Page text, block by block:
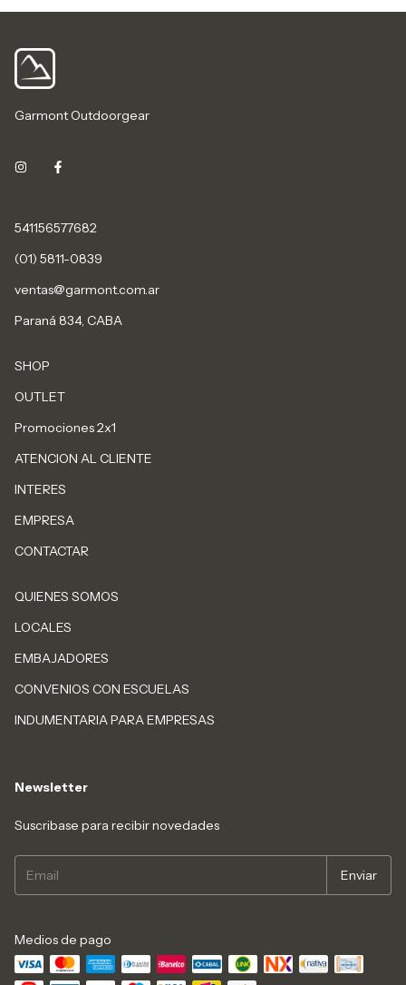
Garmont Outdoorgear
541156577682
(01) 5811-0839
ventas@garmont.com.ar
Paraná 834, CABA
SHOP
OUTLET
Promociones 2x1
ATENCION AL CLIENTE
INTERES
EMPRESA
CONTACTAR
QUIENES SOMOS
LOCALES
EMBAJADORES
CONVENIOS CON ESCUELAS
INDUMENTARIA PARA EMPRESAS
Newsletter
Suscribase para recibir novedades
Medios de pago